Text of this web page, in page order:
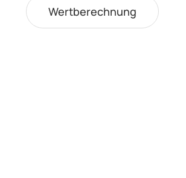
Wertberechnung